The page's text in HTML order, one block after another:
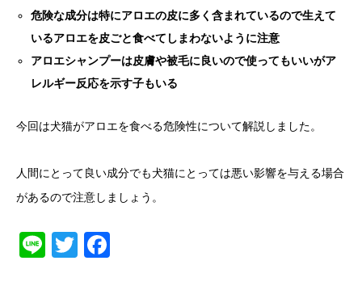
危険な成分は特にアロエの皮に多く含まれているので生えて
いるアロエを皮ごと食べてしまわないように注意
アロエシャンプーは皮膚や被毛に良いので使ってもいいがア
レルギー反応を示す子もいる
今回は犬猫がアロエを食べる危険性について解説しました。
人間にとって良い成分でも犬猫にとっては悪い影響を与える場合
があるので注意しましょう。
LineTwitter